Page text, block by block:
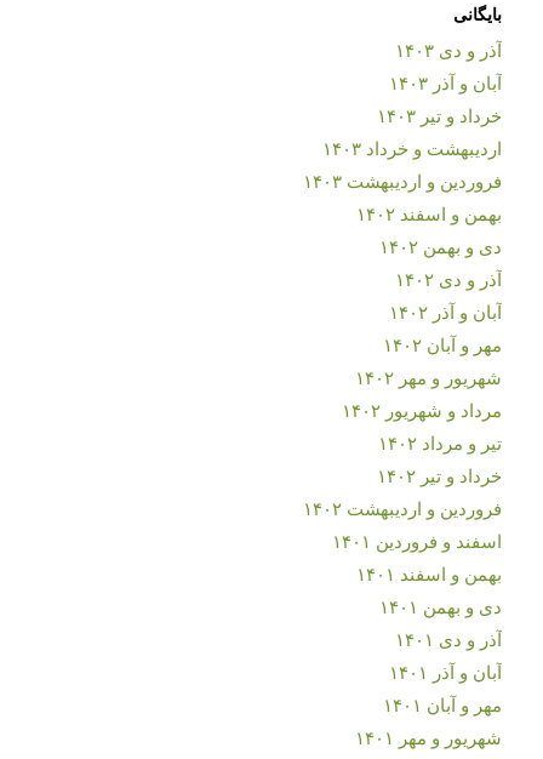
بایگانی
آذر و دی ۱۴۰۳
آبان و آذر ۱۴۰۳
خرداد و تیر ۱۴۰۳
اردیبهشت و خرداد ۱۴۰۳
فروردین و اردیبهشت ۱۴۰۳
بهمن و اسفند ۱۴۰۲
دی و بهمن ۱۴۰۲
آذر و دی ۱۴۰۲
آبان و آذر ۱۴۰۲
مهر و آبان ۱۴۰۲
شهریور و مهر ۱۴۰۲
مرداد و شهریور ۱۴۰۲
تیر و مرداد ۱۴۰۲
خرداد و تیر ۱۴۰۲
فروردین و اردیبهشت ۱۴۰۲
اسفند و فروردین ۱۴۰۱
بهمن و اسفند ۱۴۰۱
دی و بهمن ۱۴۰۱
آذر و دی ۱۴۰۱
آبان و آذر ۱۴۰۱
مهر و آبان ۱۴۰۱
شهریور و مهر ۱۴۰۱